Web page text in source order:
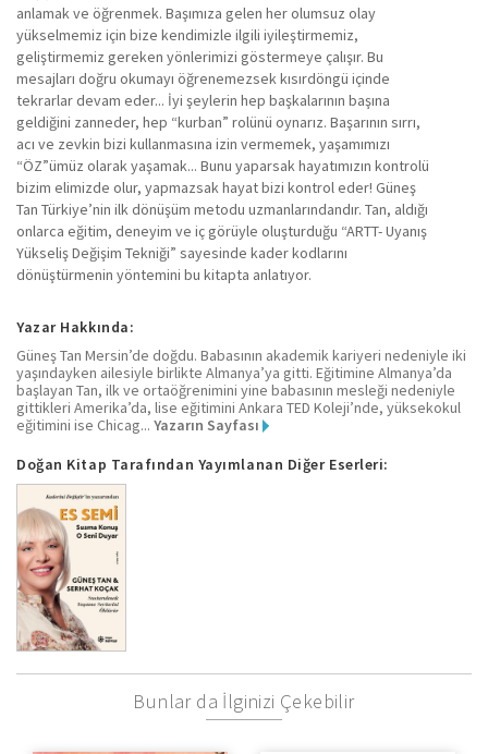
anlamak ve öğrenmek. Başımıza gelen her olumsuz olay
yükselmemiz için bize kendimizle ilgili iyileştirmemiz,
geliştirmemiz gereken yönlerimizi göstermeye çalışır. Bu
mesajları doğru okumayı öğrenemezsek kısırdöngü içinde
tekrarlar devam eder... İyi şeylerin hep başkalarının başına
geldiğini zanneder, hep “kurban” rolünü oynarız. Başarının sırrı,
acı ve zevkin bizi kullanmasına izin vermemek, yaşamımızı
“ÖZ”ümüz olarak yaşamak... Bunu yaparsak hayatımızın kontrolü
bizim elimizde olur, yapmazsak hayat bizi kontrol eder! Güneş
Tan Türkiye’nin ilk dönüşüm metodu uzmanlarındandır. Tan, aldığı
onlarca eğitim, deneyim ve iç görüyle oluşturduğu “ARTT- Uyanış
Yükseliş Değişim Tekniği” sayesinde kader kodlarını
dönüştürmenin yöntemini bu kitapta anlatıyor.
Yazar Hakkında:
Güneş Tan Mersin’de doğdu. Babasının akademik kariyeri nedeniyle iki
yaşındayken ailesiyle birlikte Almanya’ya gitti. Eğitimine Almanya’da
başlayan Tan, ilk ve ortaöğrenimini yine babasının mesleği nedeniyle
gittikleri Amerika’da, lise eğitimini Ankara TED Koleji’nde, yüksekokul
eğitimini ise Chicag... Yazarın Sayfası
Doğan Kitap Tarafından Yayımlanan Diğer Eserleri:
Bunlar da İlginizi Çekebilir